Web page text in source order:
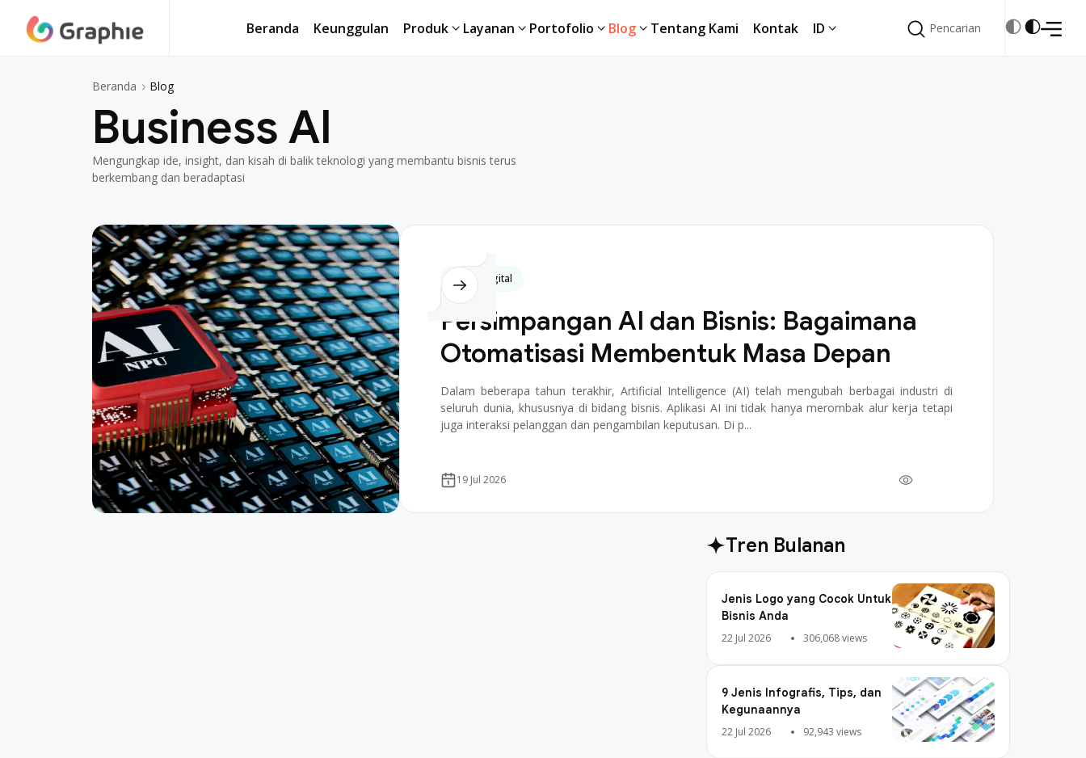
Beranda Keunggulan Produk Layanan Portofolio Blog Tentang Kami Kontak ID
Pencarian
Beranda Blog
Business AI
Mengungkap ide, insight, dan kisah di balik teknologi yang membantu bisnis terus
berkembang dan beradaptasi
Bisnis Digital
Persimpangan AI dan Bisnis: Bagaimana
Otomatisasi Membentuk Masa Depan
Dalam beberapa tahun terakhir, Artificial Intelligence (AI) telah mengubah berbagai industri di
seluruh dunia, khususnya di bidang bisnis. Aplikasi AI ini tidak hanya merombak alur kerja tetapi
juga interaksi pelanggan dan pengambilan keputusan. Di p...
19 Jul 2026
Tren Bulanan
Jenis Logo yang Cocok Untuk
Bisnis Anda
22 Jul 2026 306,068 views
9 Jenis Infografis, Tips, dan
Kegunaannya
22 Jul 2026 92,943 views